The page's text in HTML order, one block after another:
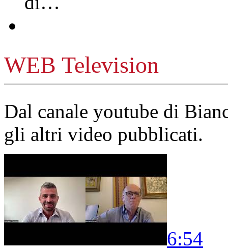
WEB Television
Dal canale youtube di
gli altri video pubblicati.
6:54